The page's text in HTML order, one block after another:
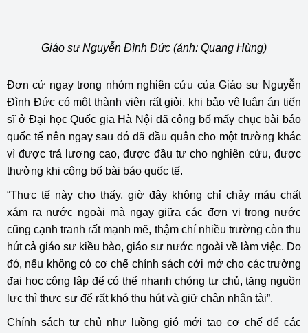
Giáo sư Nguyễn Đình Đức (ảnh: Quang Hùng)
Đơn cử ngay trong nhóm nghiên cứu của Giáo sư Nguyễn
Đình Đức có một thành viên rất giỏi, khi bảo vệ luận án tiến
sĩ ở Đại học Quốc gia Hà Nội đã công bố mấy chục bài báo
quốc tế nên ngay sau đó đã đầu quân cho một trường khác
vì được trả lương cao, được đầu tư cho nghiên cứu, được
thưởng khi công bố bài báo quốc tế.
“Thực tế này cho thấy, giờ đây không chỉ chảy máu chất
xám ra nước ngoài mà ngay giữa các đơn vị trong nước
cũng cạnh tranh rất mạnh mẽ, thậm chí nhiều trường còn thu
hút cả giáo sư kiều bào, giáo sư nước ngoài về làm việc. Do
đó, nếu không có cơ chế chính sách cởi mở cho các trường
đại học công lập để có thể nhanh chóng tự chủ, tăng nguồn
lực thì thực sự để rất khó thu hút và giữ chân nhân tài”.
Chính sách tự chủ như luồng gió mới tạo cơ chế để các